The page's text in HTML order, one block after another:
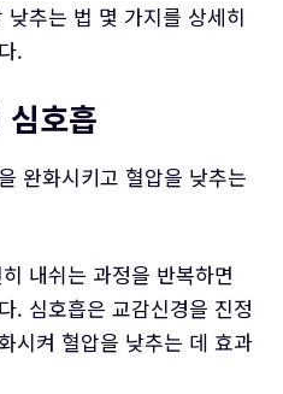
추는 법 몇 가지를 상세히
.
호흡
완화시키고 혈압을 낮추는
내쉬는 과정을 반복하면
. 심호흡은 교감신경을 진정
시켜 혈압을 낮추는 데 효과